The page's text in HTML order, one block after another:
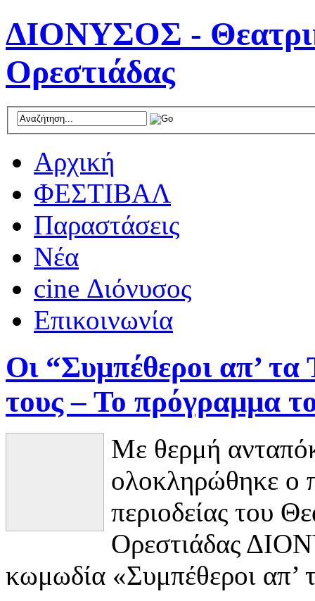
ΔΙΟΝΥΣΟΣ -
Ορεστιάδας
Αρχική
ΦΕΣΤΙΒΑΛ
Παραστάσεις
Νέα
cine Διόνυσος
Επικοινωνία
Οι “Συμπέθεροι απ’ τα
τους – Το πρόγραμμα
Με θερμή
ολοκληρώθηκε ο
περιοδείας του
Ορεστιάδας
κωμωδία «Συμπέθεροι απ’